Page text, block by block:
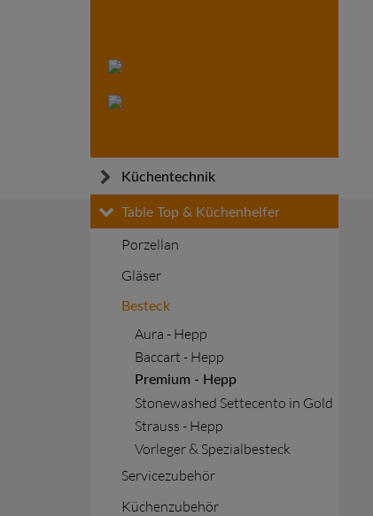
Küchentechnik
Küchen- und Gargeräte
Warmhalten
Transportieren
Kühlen und Tiefkühlen
Installationsmaterial
Table Top & Küchenhelfer
Porzellan
Gläser
Besteck
Aura - Hepp
Baccart - Hepp
Premium - Hepp
Stonewashed Settecento in Gold
Strauss - Hepp
Vorleger & Spezialbesteck
Servicezubehör
Küchenzubehör